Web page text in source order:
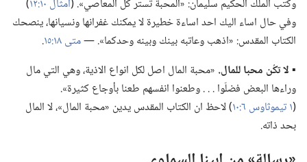
وكتب الملك الحكيم سليمان:‏ «المحبة تستر كل المعاصي».‏ (‏امثال ١٠:‏١٢
‏)‏
وفي حال اساء اليك احد اساءة خطيرة لا يمكنك غفرانها ونسيانها،‏ ينصحك
الكتاب المقدس:‏ «اذهب وعاتبه بينك وبينه وحدكما».‏ —‏متى ١٨:‏١٥
‏.‏
▪ لا تكُن محبا للمال.‏ «محبة المال اصل لكل انواع الاذية،‏ وهي التي مال
وراءها البعض فضلّوا .‏ .‏ .‏ وطعنوا انفسهم طعنا بأوجاع كثيرة».‏
(‏١ تيموثاوس ٦:‏١٠
‏)‏ لاحظ ان الكتاب المقدس يدين «محبة المال»،‏ لا المال
بحد ذاته.‏